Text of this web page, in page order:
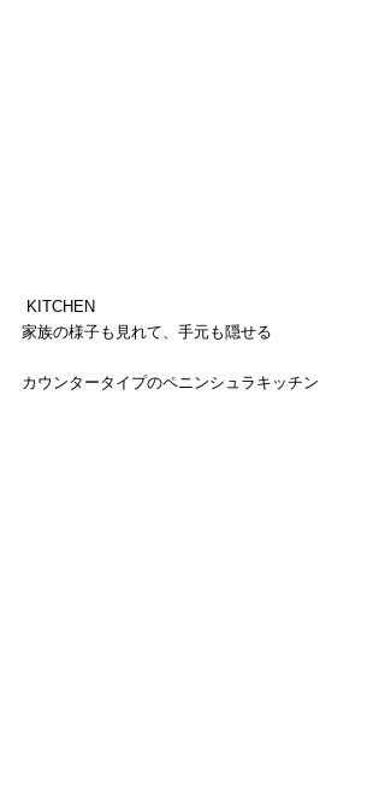
KITCHEN
家族の様子も見れて、手元も隠せる
カウンタータイプのペニンシュラキッチン